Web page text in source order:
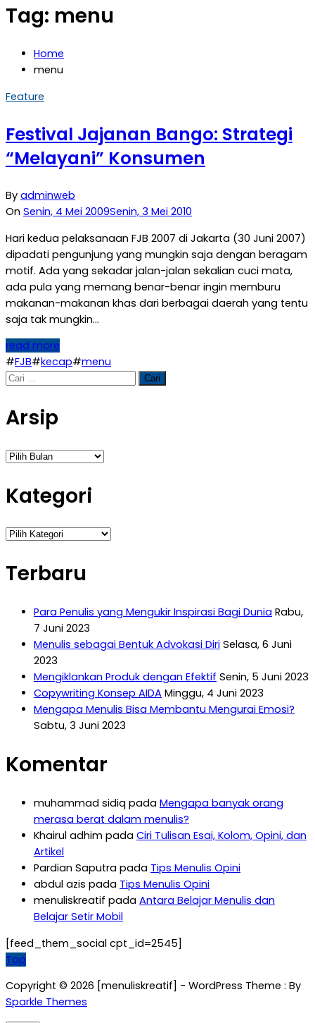
Tag: menu
Home
menu
Feature
Festival Jajanan Bango: Strategi
“Melayani” Konsumen
By adminweb
On Senin, 4 Mei 2009Senin, 3 Mei 2010
Hari kedua pelaksanaan FJB 2007 di Jakarta (30 Juni 2007)
dipadati pengunjung yang mungkin saja dengan beragam
motif. Ada yang sekadar jalan-jalan sekalian cuci mata,
ada pula yang memang benar-benar ingin memburu
makanan-makanan khas dari berbagai daerah yang tentu
saja tak mungkin…
read more
#FJB#kecap#menu
Cari
Arsip
Arsip
Kategori
Kategori
Terbaru
Para Penulis yang Mengukir Inspirasi Bagi Dunia Rabu,
7 Juni 2023
Menulis sebagai Bentuk Advokasi Diri Selasa, 6 Juni
2023
Mengiklankan Produk dengan Efektif Senin, 5 Juni 2023
Copywriting Konsep AIDA Minggu, 4 Juni 2023
Mengapa Menulis Bisa Membantu Mengurai Emosi?
Sabtu, 3 Juni 2023
Komentar
muhammad sidiq pada Mengapa banyak orang
merasa berat dalam menulis?
Khairul adhim pada Ciri Tulisan Esai, Kolom, Opini, dan
Artikel
Pardian Saputra pada Tips Menulis Opini
abdul azis pada Tips Menulis Opini
menuliskreatif pada Antara Belajar Menulis dan
Belajar Setir Mobil
[feed_them_social cpt_id=2545]
Top
Copyright © 2026 [menuliskreatif] - WordPress Theme : By
Sparkle Themes